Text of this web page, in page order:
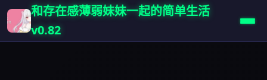
和存在感薄弱妹妹一起的简单生活
v0.82